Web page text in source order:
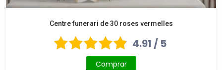
Centre funerari de 30 roses vermelles
4.91 / 5
Comprar